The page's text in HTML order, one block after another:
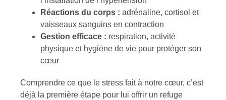
Réactions du corps : adrénaline, cortisol et
vaisseaux sanguins en contraction
Gestion efficace : respiration, activité
physique et hygiène de vie pour protéger son
cœur
Comprendre ce que le stress fait à notre cœur, c’est
déjà la première étape pour lui offrir un refuge